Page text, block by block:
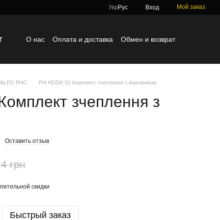
Укр Рус Вход Мой заказ
О нас Оплата и доставка
Обмен и возврат
PHC PH HDDK-02 Комплект зчеплення з маховиком
зчеплення з
Оставить отзыв
грн
скидки
Быстрый заказ